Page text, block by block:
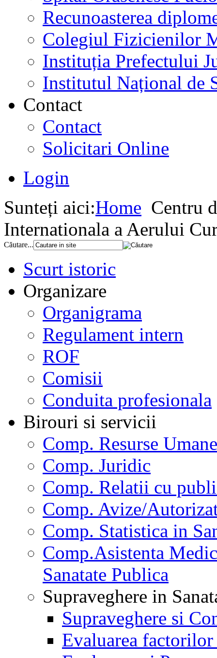
Recunoasterea
Colegiul Fizicienilor
Instituția Prefectului
Institutul Național de
Contact
Contact
Solicitari Online
Login
Sunteți aici:Home Centru
Internationala a Aerului
Căutare...
Scurt istoric
Organizare
Organigrama
Regulament intern
ROF
Comisii
Conduita profesionala
Birouri si servicii
Comp. Resurse Umane
Comp. Juridic
Comp. Relatii cu
Comp. Avize/
Comp. Statistica in
Comp.Asistenta
Sanatate Publica
Supraveghere in
Supraveghere si
Evaluarea